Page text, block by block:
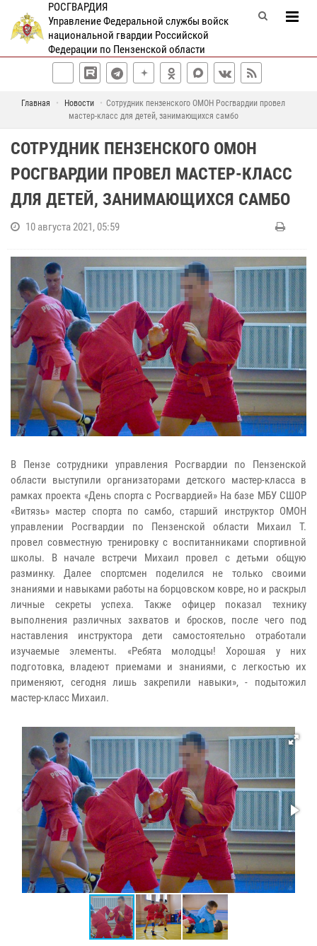
РОСГВАРДИЯ
Управление Федеральной службы войск
национальной гвардии Российской
Федерации по Пензенской области
Главная Новости
Сотрудник пензенского ОМОН Росгвардии провел
мастер-класс для детей, занимающихся самбо
СОТРУДНИК ПЕНЗЕНСКОГО ОМОН
РОСГВАРДИИ ПРОВЕЛ МАСТЕР-КЛАСС
ДЛЯ ДЕТЕЙ, ЗАНИМАЮЩИХСЯ САМБО
10 августа 2021, 05:59
В Пензе сотрудники управления Росгвардии по Пензенской
области выступили организаторами детского мастер-класса в
рамках проекта «День спорта с Росгвардией» На базе МБУ СШОР
«Витязь» мастер спорта по самбо, старший инструктор ОМОН
управлении Росгвардии по Пензенской области Михаил Т.
провел совместную тренировку с воспитанниками спортивной
школы. В начале встречи Михаил провел с детьми общую
разминку. Далее спортсмен поделился не только своими
знаниями и навыками работы на борцовском ковре, но и раскрыл
личные секреты успеха. Также офицер показал технику
выполнения различных захватов и бросков, после чего под
наставления инструктора дети самостоятельно отработали
изучаемые элементы. «Ребята молодцы! Хорошая у них
подготовка, владеют приемами и знаниями, с легкостью их
применяют, сегодня лишь закрепили навыки», - подытожил
мастер-класс Михаил.